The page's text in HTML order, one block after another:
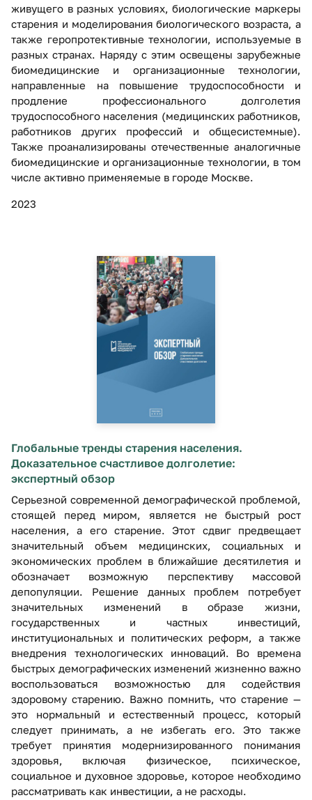
живущего в разных условиях, биологические маркеры
старения и моделирования биологического возраста, а
также геропротективные технологии, используемые в
разных странах. Наряду с этим освещены зарубежные
биомедицинские и организационные технологии,
направленные на повышение трудоспособности и
продление профессионального долголетия
трудоспособного населения (медицинских работников,
работников других профессий и общесистемные).
Также проанализированы отечественные аналогичные
биомедицинские и организационные технологии, в том
числе активно применяемые в городе Москве.
2023
Глобальные тренды старения населения.
Доказательное счастливое долголетие:
экспертный обзор
Серьезной современной демографической проблемой,
стоящей перед миром, является не быстрый рост
населения, а его старение. Этот сдвиг предвещает
значительный объем медицинских, социальных и
экономических проблем в ближайшие десятилетия и
обозначает возможную перспективу массовой
депопуляции. Решение данных проблем потребует
значительных изменений в образе жизни,
государственных и частных инвестиций,
институциональных и политических реформ, а также
внедрения технологических инноваций. Во времена
быстрых демографических изменений жизненно важно
воспользоваться возможностью для содействия
здоровому старению. Важно помнить, что старение —
это нормальный и естественный процесс, который
следует принимать, а не избегать его. Это также
требует принятия модернизированного понимания
здоровья, включая физическое, психическое,
социальное и духовное здоровье, которое необходимо
рассматривать как инвестиции, а не расходы.